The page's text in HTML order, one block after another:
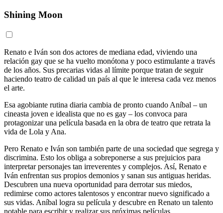
Shining Moon
Renato e Iván son dos actores de mediana edad, viviendo una
relación gay que se ha vuelto monótona y poco estimulante a través
de los años. Sus precarias vidas al límite porque tratan de seguir
haciendo teatro de calidad un país al que le interesa cada vez menos
el arte.
Esa agobiante rutina diaria cambia de pronto cuando Aníbal – un
cineasta joven e idealista que no es gay – los convoca para
protagonizar una película basada en la obra de teatro que retrata la
vida de Lola y Ana.
Pero Renato e Iván son también parte de una sociedad que segrega y
discrimina. Esto los obliga a sobreponerse a sus prejuicios para
interpretar personajes tan irreverentes y complejos. Así, Renato e
Iván enfrentan sus propios demonios y sanan sus antiguas heridas.
Descubren una nueva oportunidad para derrotar sus miedos,
redimirse como actores talentosos y encontrar nuevo significado a
sus vidas. Aníbal logra su película y descubre en Renato un talento
notable para escribir y realizar sus próximas películas.